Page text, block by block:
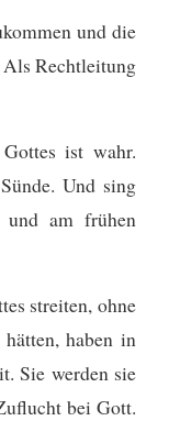
und die
Als Rechtleitung
ist wahr.
Und sing
am frühen
streiten, ohne
haben in
Sie werden sie
bei Gott.